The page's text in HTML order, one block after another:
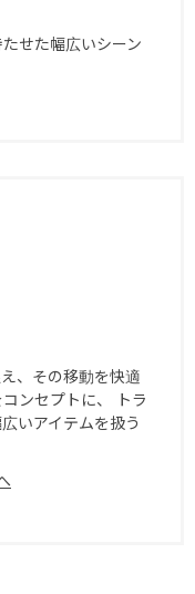
せた幅広いシーン
、その移動を快適
ンセプトに、 トラ
いアイテムを扱う